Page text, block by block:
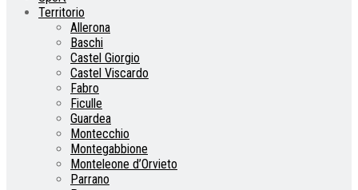
Territorio
Allerona
Baschi
Castel Giorgio
Castel Viscardo
Fabro
Ficulle
Guardea
Montecchio
Montegabbione
Monteleone d’Orvieto
Parrano